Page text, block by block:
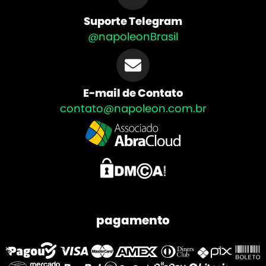
Suporte Telegram
@napoleonBrasil
E-mail de Contato
contato@napoleon.com.br
pagamento